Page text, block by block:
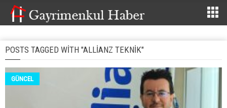
POSTS TAGGED WITH "ALLIANZ TEKNIK"
GÜNCEL